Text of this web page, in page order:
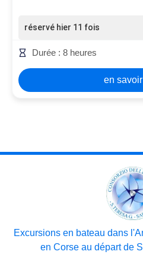
réservé hier 11 fois
Durée : 8 heures
en
Excursions en bateau dans
en Corse au départ de